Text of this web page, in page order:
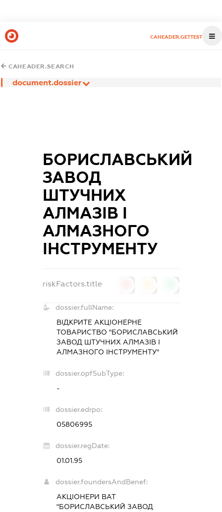
CAHEADER.GETTEST
CAHEADER.SEARCH
document.dossier
БОРИСЛАВСЬКИЙ
ЗАВОД
ШТУЧНИХ
АЛМАЗІВ І
АЛМАЗНОГО
ІНСТРУМЕНТУ
riskFactors.title
dossier.fullName:
ВІДКРИТЕ АКЦІОНЕРНЕ
ТОВАРИСТВО "БОРИСЛАВСЬКИЙ
ЗАВОД ШТУЧНИХ АЛМАЗІВ І
АЛМАЗНОГО ІНСТРУМЕНТУ"
dossier.opfSubType:
-
dossier.edrpo:
05806995
dossier.regDate:
01.01.95
dossier.foundersAndBenef:
АКЦІОНЕРИ ВАТ
"БОРИСЛАВСЬКИЙ ЗАВОД